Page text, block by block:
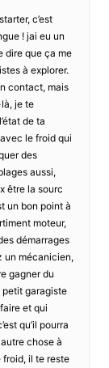
c’est
! jai eu un
dire que ça me
à explorer.
contact, mais
je te
de ta
le froid qui
des
aussi,
être la sourc
un bon point à
moteur,
démarrages
un mécanicien,
gagner du
petit garagiste
et qui
qu’il pourra
chose à
froid, il te reste